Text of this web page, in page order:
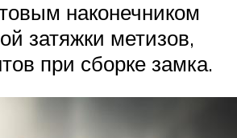
наконечником
затяжки метизов,
при сборке замка.